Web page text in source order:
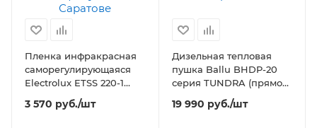
Пленка инфракрасная
саморегулирующаяся
Electrolux ETSS 220-1
(комплект теплого пола)
3 570 руб./шт
Дизельная тепловая
пушка Ballu BHDP-20
серия TUNDRA (прямого
19 990 руб./шт